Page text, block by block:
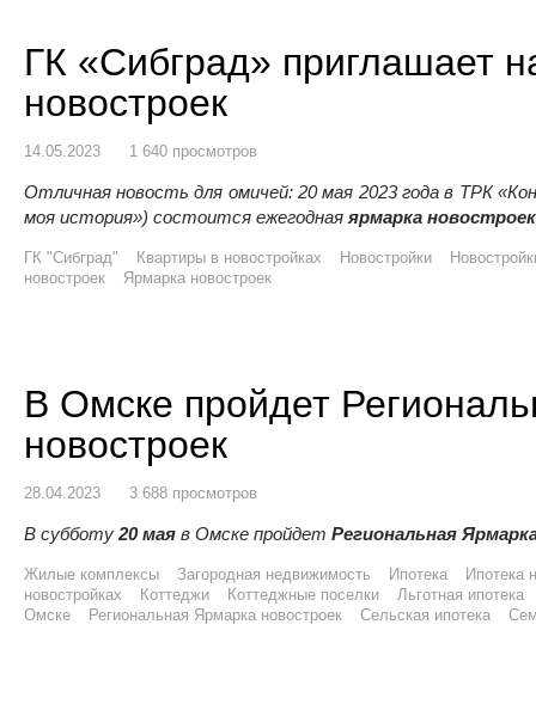
ГК «Сибград» приглашает
новостроек
14.05.2023 1 640 просмотров
Отличная новость для омичей: 20 мая 2023 года в ТРК
моя история») состоится ежегодная ярмарка новостроек
ГК "Сибград" Квартиры в новостройках Новостройки
новостроек
Ярмарка новостроек
В Омске пройдет
новостроек
28.04.2023 3 688 просмотров
В субботу 20 маяв Омске пройдет Региональная
Жилые комплексы Загородная недвижимость Ипотека
Ипотека
новостройках
Коттеджи Коттеджные поселки
Льготная ипотека
Омске
Региональная Ярмарка новостроек Сельская ипотека